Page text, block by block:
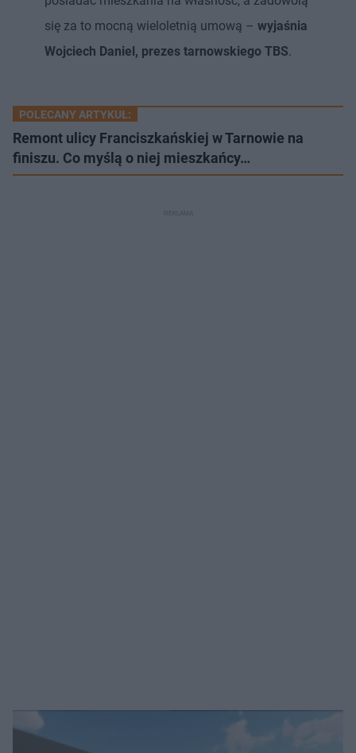
się za to mocną wieloletnią umową – wyjaśnia
Wojciech Daniel, prezes tarnowskiego TBS.
POLECANY ARTYKUŁ:
Remont ulicy Franciszkańskiej w Tarnowie na
finiszu. Co myślą o niej mieszkańcy…